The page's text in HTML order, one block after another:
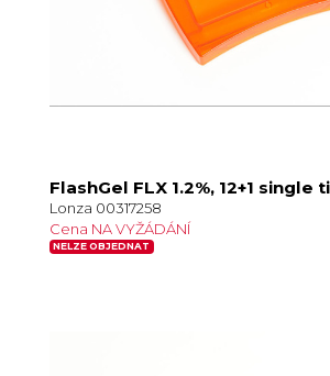
FlashGel FLX 1.2%, 12+1 single
Lonza 00317258
Cena NA VYŽÁDÁNÍ
NELZE OBJEDNAT